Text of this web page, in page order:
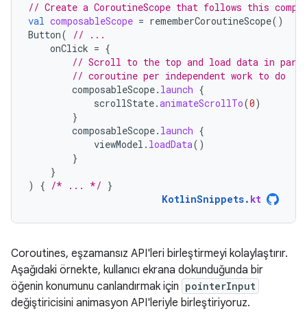
// Create a CoroutineScope that follows this
val composableScope = rememberCoroutineScope()
Button(
// ...
onClick = {
// Scroll to the top and load data in
// coroutine per independent work to do
composableScope. launch {
scrollState.animateScrollTo(0)
}
composableScope. launch {
viewModel . loadData()
}
}
)
{ /* ... */ }
KotlinSnippets. kt
Coroutines, eşzamansız API'leri birleştirmeyi kolaylaştırır.
Aşağıdaki örnekte, kullanıcı ekrana dokunduğunda bir
öğenin konumunu canlandırmak için pointerInput
değiştiricisini animasyon API'leriyle birleştiriyoruz.